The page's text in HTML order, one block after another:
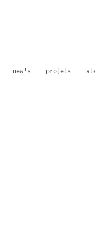
new's projets